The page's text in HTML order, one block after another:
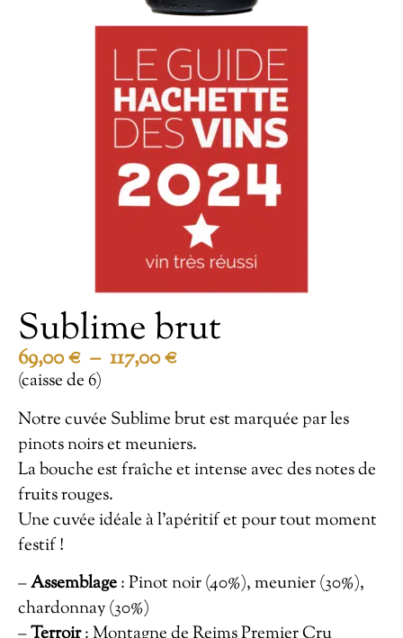
Sublime brut
69,00€ – 117,00€
(caisse de 6)
Notre cuvée Sublime brut est marquée par les
pinots noirs et meuniers.
La bouche est fraîche et intense avec des notes de
fruits rouges.
Une cuvée idéale à l’apéritif et pour tout moment
festif !
–Assemblage: Pinot noir (40%), meunier (30%),
chardonnay (30%)